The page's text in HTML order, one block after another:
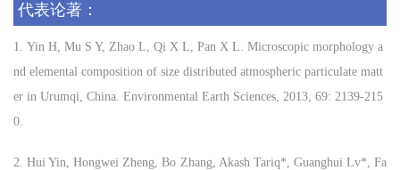
代表论著：
1. Yin H, Mu S Y, Zhao L, Qi X L, Pan X L. Microscopic morphology a
nd elemental composition of size distributed atmospheric particulate matt
er in Urumqi, China. Environmental Earth Sciences, 2013, 69: 2139-215
0.
2.HuiYin, Hongwei Zheng,Bo Zhang, Akash Tariq*, Guanghui Lv*,Fa